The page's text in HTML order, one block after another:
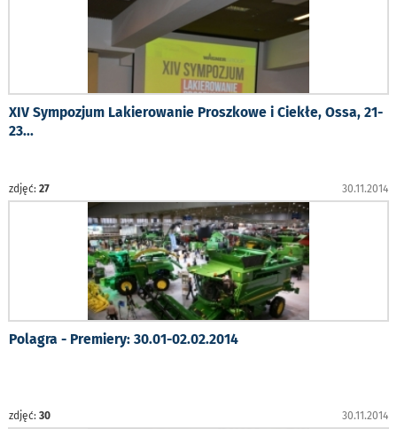
XIV Sympozjum Lakierowanie Proszkowe i Ciekłe, Ossa, 21-
23...
zdjęć: 27 30.11.2014
Polagra - Premiery: 30.01-02.02.2014
zdjęć: 30 30.11.2014